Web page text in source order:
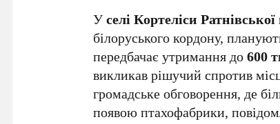
Уселі Кортеліси
білоруського кордону,
передбачає утримання до600
викликав рішучий спротив
громадське обговорення, де
появою птахофабрики,